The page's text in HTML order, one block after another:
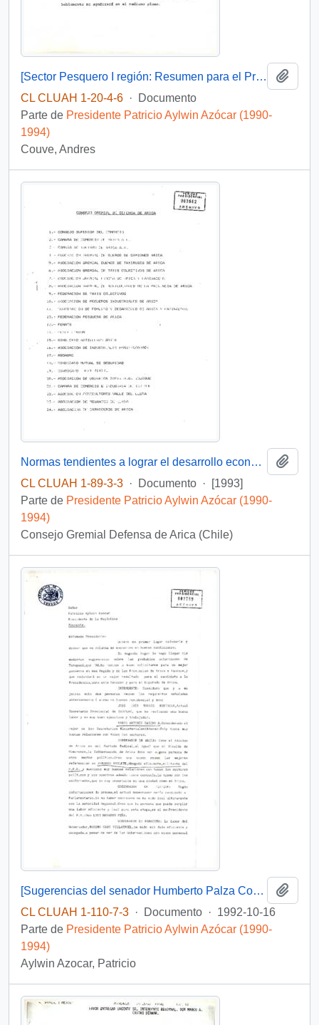
[Sector Pesquero I región: Resumen para el Presidente].
CL CLUAH 1-20-4-6 ·
Documento
Parte de Presidente Patricio Aylwin Azócar (1990-
1994)
Couve, Andres
Normas tendientes a lograr el desarrollo económico autosostenido en las provincias de Arica y Parinacota
CL CLUAH 1-89-3-3 · Documento ·
[1993]
Parte de Presidente Patricio Aylwin Azócar (1990-
1994)
Consejo Gremial Defensa de Arica (Chile)
[Sugerencias del senador Humberto Palza Corvacho, sobre las probables autoridades de Tarapacá
CL CLUAH 1-110-7-3 · Documento · 1992-10-16
Parte de Presidente Patricio Aylwin Azócar (1990-
1994)
Aylwin Azocar, Patricio